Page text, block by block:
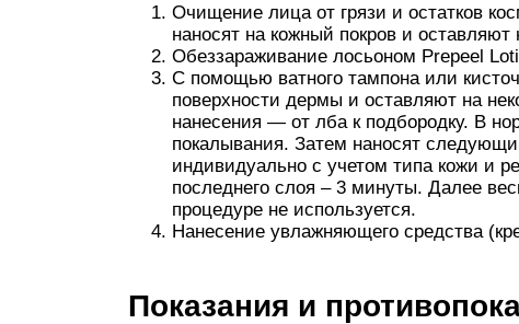
Очищение лица от грязи и остатков
наносят на кожный покров и
Обеззараживание лосьоном Prepeel
С помощью ватного тампона или
поверхности дермы и оставляют на
нанесения — от лба к подбородку. В
покалывания. Затем наносят
индивидуально с учетом типа кожи и
последнего слоя – 3 минуты. Далее
процедуре не используется.
Нанесение увлажняющего средства
Показания и